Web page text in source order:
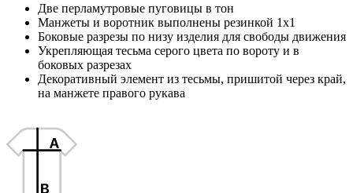
Две перламутровые пуговицы в тон
Манжеты и воротник выполнены резинкой 1x1
Боковые разрезы по низу изделия для свободы движения
Укрепляющая тесьма серого цвета по вороту и в
боковых разрезах
Декоративный элемент из тесьмы, пришитой через край,
на манжете правого рукава